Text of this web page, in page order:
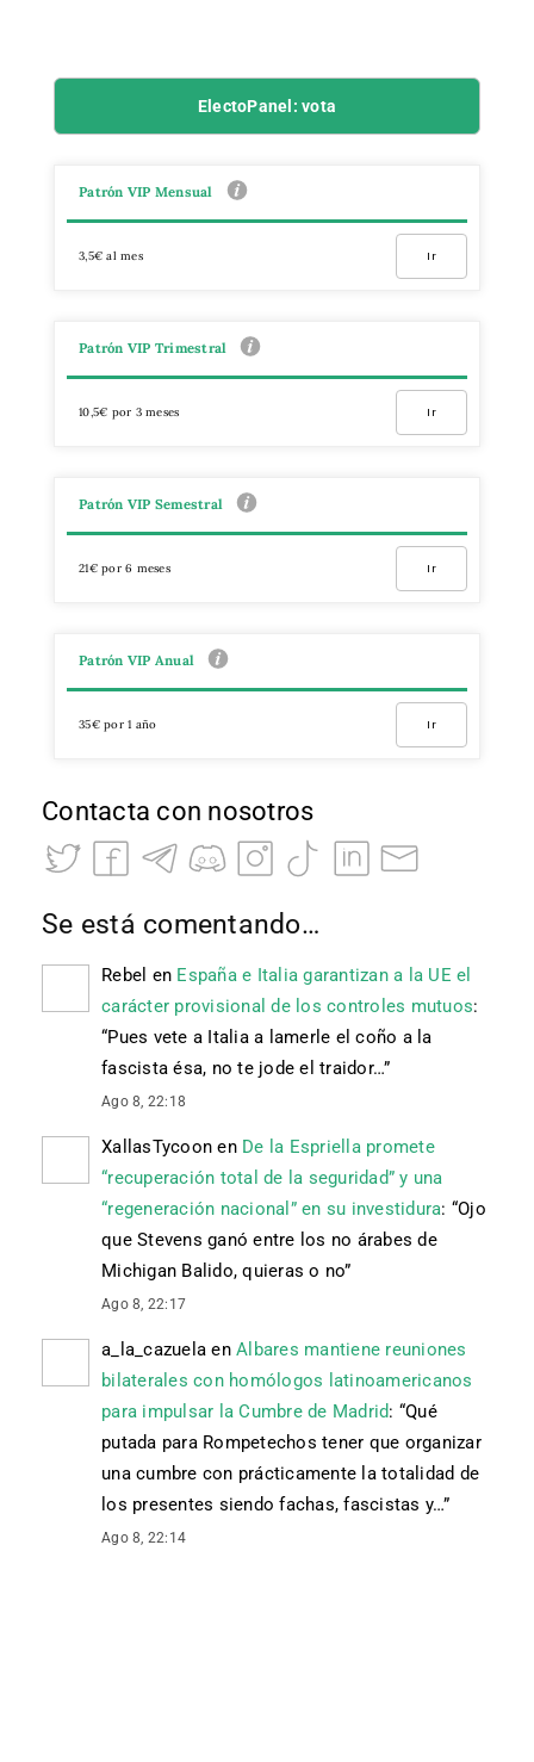
ElectoPanel: vota
Patrón VIP Mensual
3,5€ al mes Ir
Patrón VIP Trimestral
10,5€ por 3 meses Ir
Patrón VIP Semestral
21€ por 6 meses Ir
Patrón VIP Anual
35€ por 1 año Ir
Contacta con nosotros
Se está comentando…
Rebel en España e Italia garantizan a la UE el
carácter provisional de los controles mutuos:
“Pues vete a Italia a lamerle el coño a la
fascista ésa, no te jode el traidor…”
Ago 8, 22:18
XallasTycoon en De la Espriella promete
“recuperación total de la seguridad” y una
“regeneración nacional” en su investidura: “Ojo
que Stevens ganó entre los no árabes de
Michigan Balido, quieras o no”
Ago 8, 22:17
a_la_cazuela en Albares mantiene reuniones
bilaterales con homólogos latinoamericanos
para impulsar la Cumbre de Madrid: “Qué
putada para Rompetechos tener que organizar
una cumbre con prácticamente la totalidad de
los presentes siendo fachas, fascistas y…”
Ago 8, 22:14